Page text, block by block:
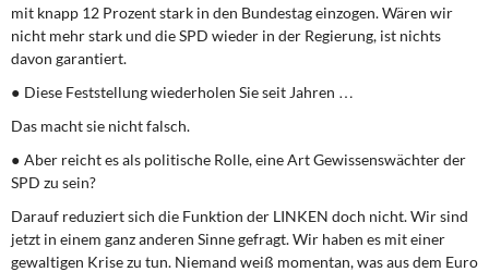
mit knapp 12 Prozent stark in den Bundestag einzogen. Wären wir
nicht mehr stark und die SPD wieder in der Regierung, ist nichts
davon garantiert.
● Diese Feststellung wiederholen Sie seit Jahren …
Das macht sie nicht falsch.
● Aber reicht es als politische Rolle, eine Art Gewissenswächter der
SPD zu sein?
Darauf reduziert sich die Funktion der LINKEN doch nicht. Wir sind
jetzt in einem ganz anderen Sinne gefragt. Wir haben es mit einer
gewaltigen Krise zu tun. Niemand weiß momentan, was aus dem Euro